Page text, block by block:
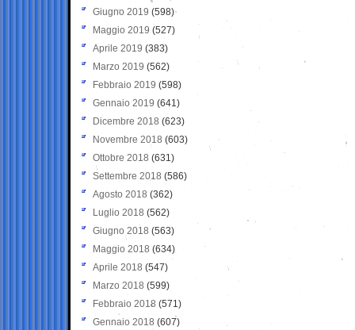
Giugno 2019 (598)
Maggio 2019 (527)
Aprile 2019 (383)
Marzo 2019 (562)
Febbraio 2019 (598)
Gennaio 2019 (641)
Dicembre 2018 (623)
Novembre 2018 (603)
Ottobre 2018 (631)
Settembre 2018 (586)
Agosto 2018 (362)
Luglio 2018 (562)
Giugno 2018 (563)
Maggio 2018 (634)
Aprile 2018 (547)
Marzo 2018 (599)
Febbraio 2018 (571)
Gennaio 2018 (607)